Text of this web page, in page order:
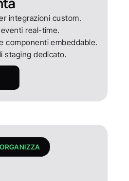
integrazioni custom.
real-time.
componenti embeddable.
staging dedicato.
ORGANIZZA